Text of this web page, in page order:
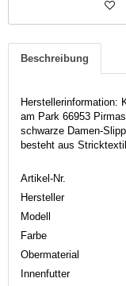
Beschreibung
Herstellerinformation:
am Park 66953
schwarze Damen-
besteht aus Stricktextil.
Artikel-Nr.
Hersteller
Modell
Farbe
Obermaterial
Innenfutter